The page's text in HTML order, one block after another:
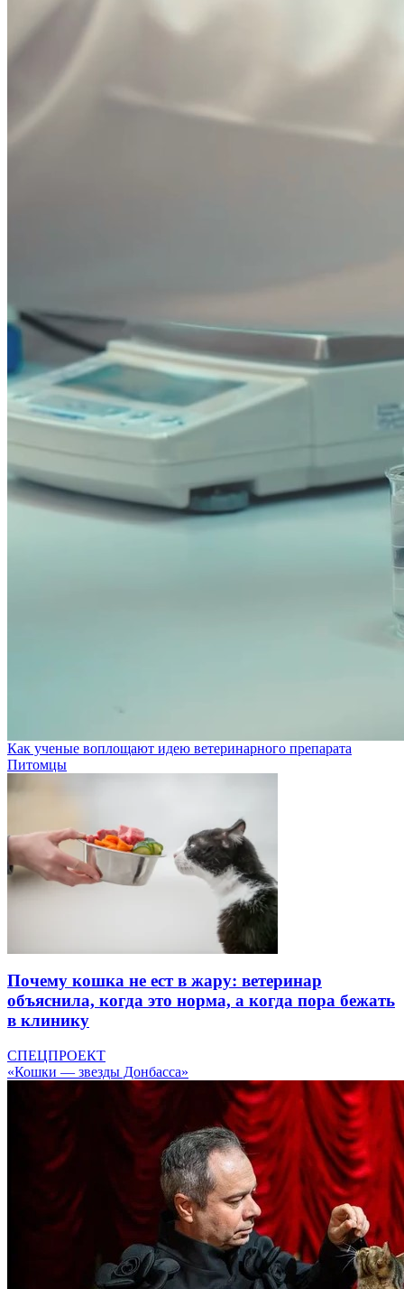
Как ученые воплощают идею ветеринарного препарата
Питомцы
Почему кошка не ест в жару: ветеринар
объяснила, когда это норма, а когда пора бежать
в клинику
СПЕЦПРОЕКТ
«Кошки — звезды Донбасса»